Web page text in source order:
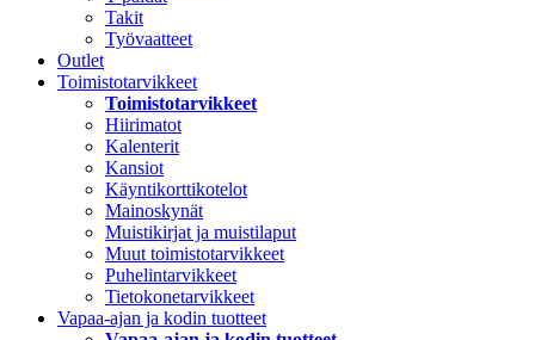
Takit
Työvaatteet
Outlet
Toimistotarvikkeet
Toimistotarvikkeet
Hiirimatot
Kalenterit
Kansiot
Käyntikorttikotelot
Mainoskynät
Muistikirjat ja muistilaput
Muut toimistotarvikkeet
Puhelintarvikkeet
Tietokonetarvikkeet
Vapaa-ajan ja kodin tuotteet